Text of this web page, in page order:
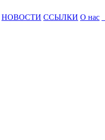
НОВОСТИ ССЫЛКИ О нас